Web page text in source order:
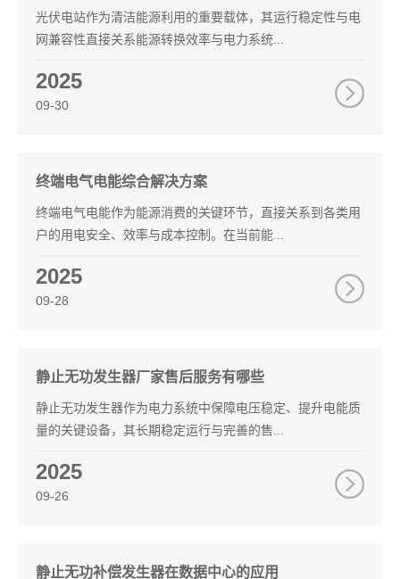
光伏电站作为清洁能源利用的重要载体，其运行稳定性与电
网兼容性直接关系能源转换效率与电力系统...
2025
09-30
终端电气电能综合解决方案
终端电气电能作为能源消费的关键环节，直接关系到各类用
户的用电安全、效率与成本控制。在当前能...
2025
09-28
静止无功发生器厂家售后服务有哪些
静止无功发生器作为电力系统中保障电压稳定、提升电能质
量的关键设备，其长期稳定运行与完善的售...
2025
09-26
静止无功补偿发生器在数据中心的应用